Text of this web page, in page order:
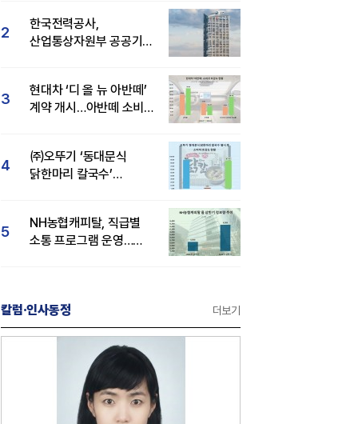
2
한국전력공사,
산업통상자원부 공공기관
3
현대차 ‘디 올 뉴 아반떼’
계약 개시…아반떼 소비자
4
㈜오뚜기 ‘동대문식
닭한마리 칼국수’
5
NH농협캐피탈, 직급별
소통 프로그램 운영…
칼럼·인사동정 더보기